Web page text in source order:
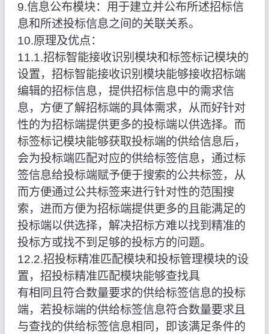
9.信息公布模块：用于建立并公布所述招标信
息和所述投标信息之间的关联关系。
10.原理及优点：
11.1.招标智能接收识别模块和标签标记模块的
设置，招标智能接收识别模块能够接收招标端
编辑的招标信息，提供招标信息中的需求信
息，方便了解招标端的具体需求，从而好针对
性的为招标端提供更多的投标端以供选择。而
标签标记模块能够获取投标端的供给信息后，
会为投标端匹配对应的供给标签信息，通过标
签信息给投标端赋予便于搜索的公共标签，从
而方便通过公共标签来进行针对性的范围搜
索，进而方便为招标端提供更多的且能满足的
投标端以供选择，解决招标方难以找到精准的
投标方或找不到足够的投标方的问题。
12.2.招投标精准匹配模块和投标管理模块的设
置，招投标精准匹配模块能够查找具
有相同且符合数量要求的供给标签信息的投标
端，若投标端的供给标签信息符合数量要求且
与查找的供给标签信息相同，即该满足条件的